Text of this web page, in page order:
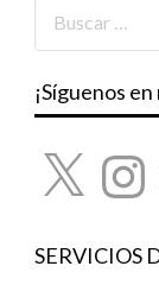
¡Síguenos
X
SERVICIOS